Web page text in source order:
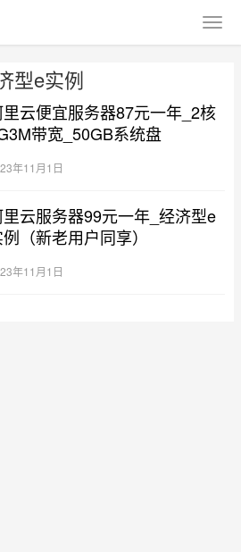
型e实例
里云便宜服务器87元一年_2核
带宽_50GB系统盘
年11月1日
里云服务器99元一年_经济型e
（新老用户同享）
年11月1日